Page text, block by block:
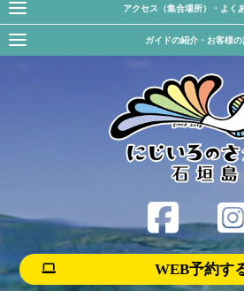
アクセス（集合場所）・よく
ガイドの紹介・お客様の
WEB予約す